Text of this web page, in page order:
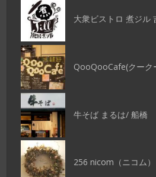
大衆ビストロ 煮ジル
QooQooCafe(クーク
牛そば まるは/ 船橋
256 nicom（ニコム）